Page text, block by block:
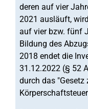
deren auf vier
2021 ausläuft,
auf vier bzw. fünf
Bildung des
2018 endet die
31.12.2022 (§ 52
durch das